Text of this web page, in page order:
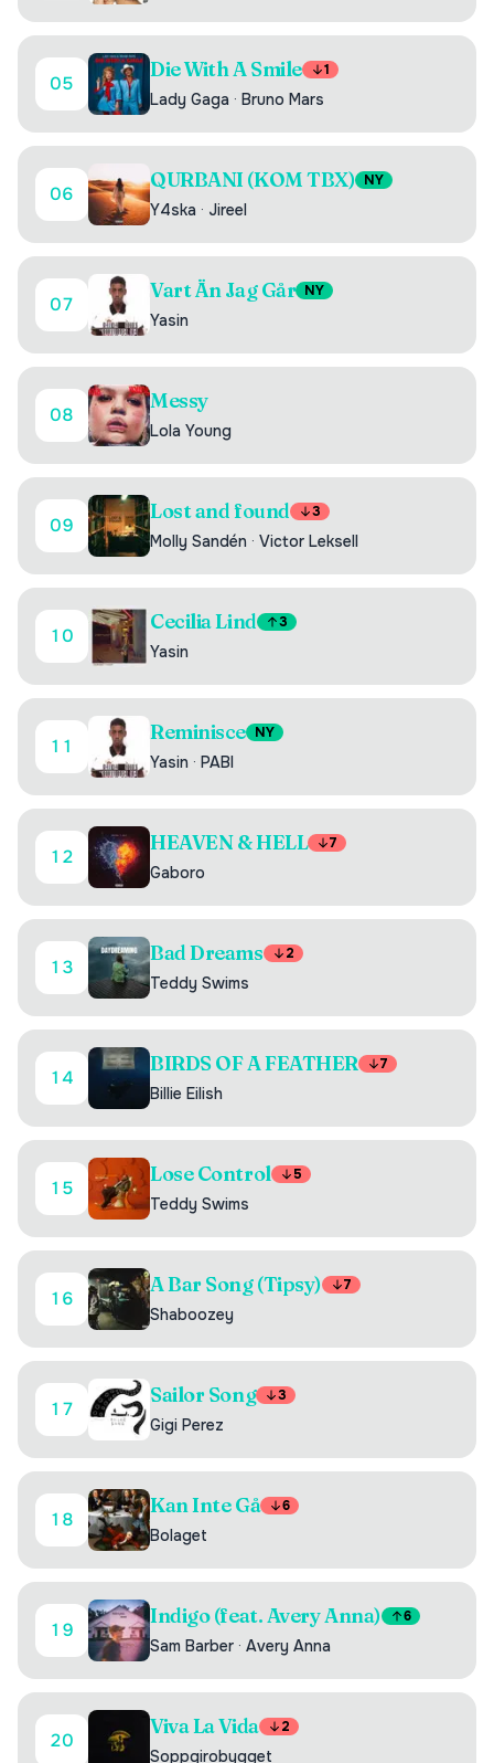
05
Die With A Smile 1
Lady Gaga · Bruno Mars
06
QURBANI (KOM TBX) NY
Y4ska · Jireel
07
Vart Än Jag Går NY
Yasin
08
Messy
Lola Young
09
Lost and found 3
Molly Sandén · Victor Leksell
10
Cecilia Lind 3
Yasin
11
Reminisce NY
Yasin · PABI
12
HEAVEN & HELL 7
Gaboro
13
Bad Dreams 2
Teddy Swims
14
BIRDS OF A FEATHER 7
Billie Eilish
15
Lose Control 5
Teddy Swims
16
A Bar Song (Tipsy) 7
Shaboozey
17
Sailor Song 3
Gigi Perez
18
Kan Inte Gå 6
Bolaget
19
Indigo (feat. Avery Anna) 6
Sam Barber · Avery Anna
20
Viva La Vida 2
Soppgirobygget